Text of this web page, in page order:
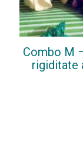
Combo M
rigiditate